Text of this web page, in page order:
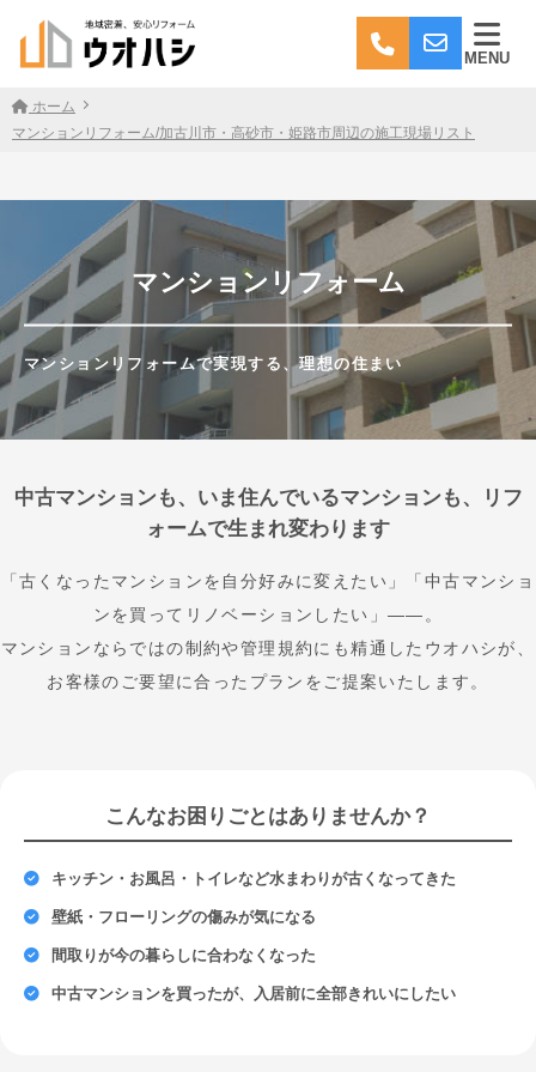
MENU
ホーム
マンションリフォーム/加古川市・高砂市・姫路市周辺の施工現場リスト
マンションリフォーム
マンションリフォームで実現する、理想の住まい
中古マンションも、いま住んでいるマンションも、リフ
ォームで生まれ変わります
「古くなったマンションを自分好みに変えたい」「中古マンショ
ンを買ってリノベーションしたい」——。
マンションならではの制約や管理規約にも精通したウオハシが、
お客様のご要望に合ったプランをご提案いたします。
こんなお困りごとはありませんか？
キッチン・お風呂・トイレなど水まわりが古くなってきた
壁紙・フローリングの傷みが気になる
間取りが今の暮らしに合わなくなった
中古マンションを買ったが、入居前に全部きれいにしたい